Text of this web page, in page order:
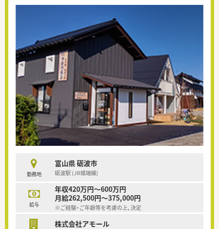
勤務地
富山県 砺波市
砺波駅 (JR城端線)
給与
年収420万円～600万円
月給262,500円～375,000円
※ご経験・ご年齢等を考慮の上、決定
株式会社アモール